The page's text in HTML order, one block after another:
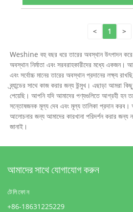
< 1 >
Weshine বহু বছর ধরে তারের অবস্থান উৎপাদন করে
অবস্থান নির্মাতা এবং সরবরাহকারীদের মধ্যে
এবং সর্বোচ্চ মানের তারের অবস্থান প্রদানের লক্ষ্য
ব্র্যান্ডের সাথে কাজ করার জন্য উন্মুখ। এছাড়া আমরা
পেয়েছি। আপনি যদি আমাদের পণ্যগুলিতে আগ্রহী হন
সন্তোষজনক মূল্য দেব এবং মূল্য তালিকা প্রদান করব।
আলোচনার জন্য আমাদের কারখানা পরিদর্শন করার জন্য
জানাই।
আমাদের সাথে যোগাযোগ করুন
টেলিফোন
+86-18631225229